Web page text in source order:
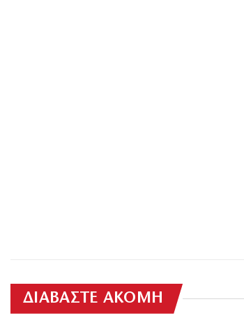
ΔΙΑΒΑΣΤΕ ΑΚΟΜΗ